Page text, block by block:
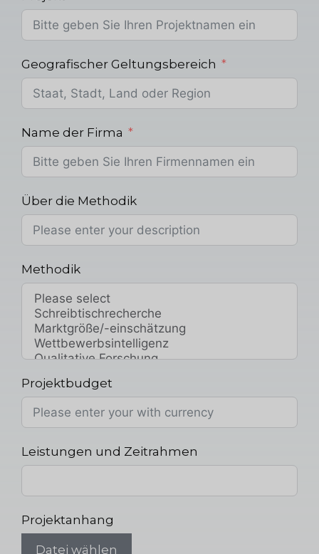
Geografischer Geltungsbereich
Name der Firma
Über die Methodik
Methodik
Projektbudget
Leistungen und Zeitrahmen
Projektanhang
Datei wählen